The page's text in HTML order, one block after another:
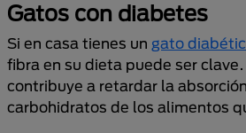
Gatos con diabetes
Si en casa tienes un gato
fibra en su dieta puede ser
contribuye a retardar la
carbohidratos de los alimentos